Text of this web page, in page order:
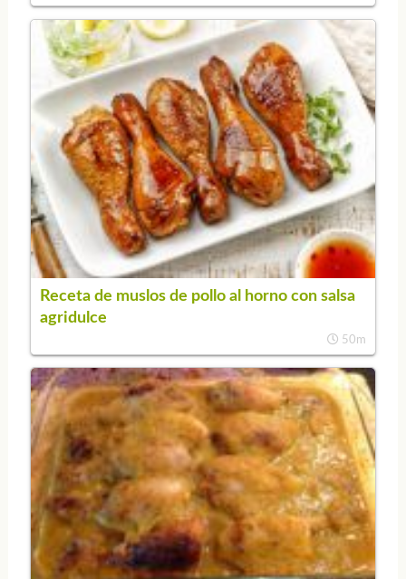
Receta de muslos de pollo al horno con salsa
agridulce
50m